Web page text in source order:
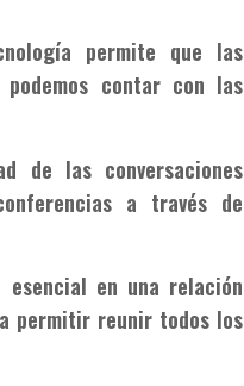
permite que las
contar con las
de las conversaciones
a través de
en una relación
permitir reunir todos los